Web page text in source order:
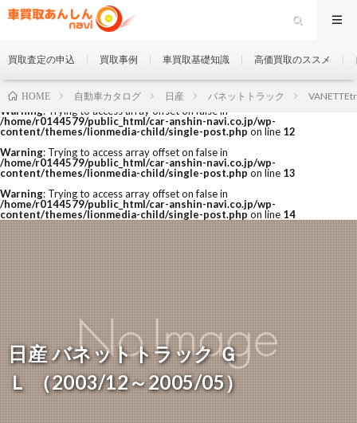
Warning: Trying to access array offset on false in
/home/r0144579/public_html/car-anshin-navi.co.jp/wp-
content/themes/lionmedia-child/single-post.php on line 12
Warning: Trying to access array offset on false in
/home/r0144579/public_html/car-anshin-navi.co.jp/wp-
content/themes/lionmedia-child/single-post.php on line 13
Warning: Trying to access array offset on false in
/home/r0144579/public_html/car-anshin-navi.co.jp/wp-
content/themes/lionmedia-child/single-post.php on line 14
買取査定の申込 買取事例 車買取基礎知識 高価買取のススメ
日産 バネットトラック Ｇ
Ｌ （2003/12～2005/05）
HOME 自動車カタログ 日産 バネットトラック